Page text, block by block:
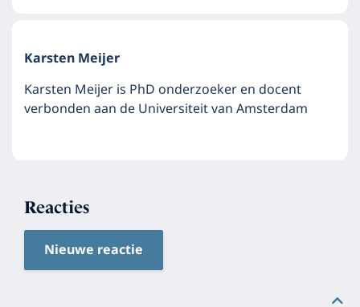
Karsten Meijer
Karsten Meijer is PhD onderzoeker en docent
verbonden aan de Universiteit van Amsterdam
Reacties
Nieuwe reactie